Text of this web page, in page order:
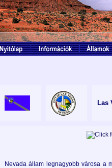
Las
Nevada állam legnagyobb városa a